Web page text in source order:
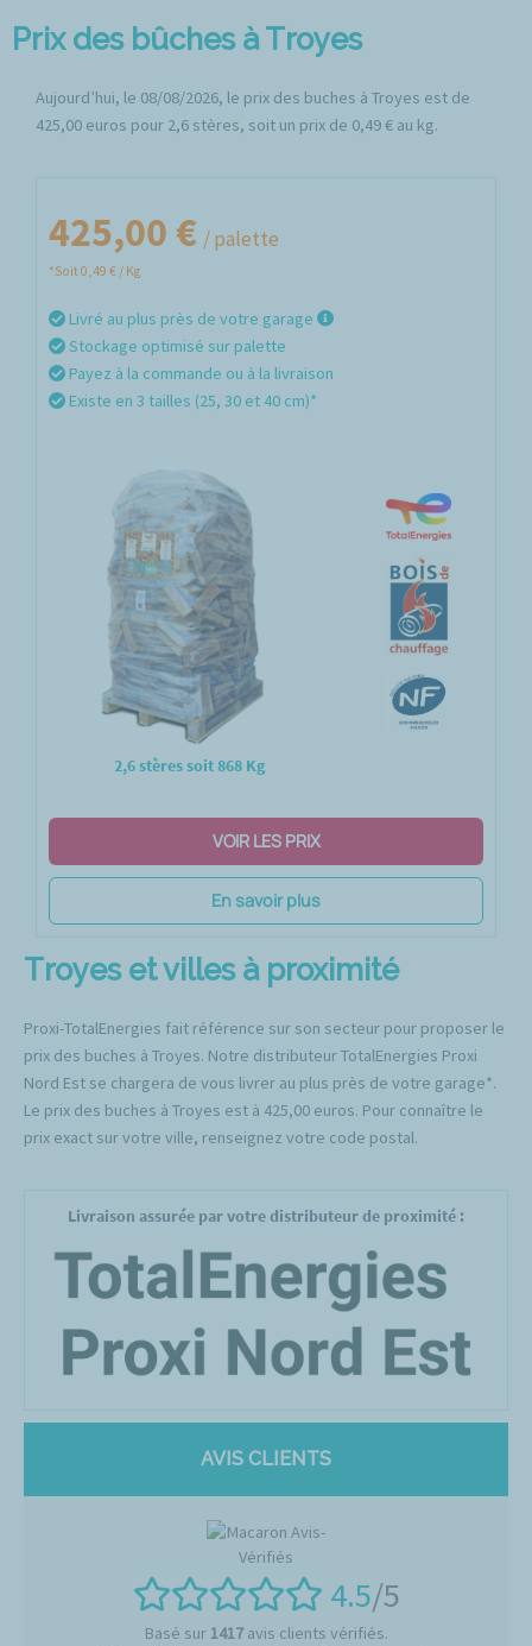
Prix des bûches à Troyes
Aujourd’hui, le 08/08/2026, le prix des buches à Troyes est de
425,00 euros pour 2,6 stères, soit un prix de 0,49 € au kg.
2,6 stères soit 868 Kg
425,00 € / palette
*Soit 0,49 € / Kg
Livré au plus près de votre garage
Stockage optimisé sur palette
Payez à la commande ou à la livraison
Existe en 3 tailles (25, 30 et 40 cm)*
VOIR LES PRIX
En savoir plus
Troyes et villes à proximité
Proxi-TotalEnergies fait référence sur son secteur pour proposer le
prix des buches à Troyes. Notre distributeur TotalEnergies Proxi
Nord Est se chargera de vous livrer au plus près de votre garage*.
Le prix des buches à Troyes est à 425,00 euros. Pour connaître le
prix exact sur votre ville, renseignez votre code postal.
Livraison assurée par votre distributeur de proximité :
AVIS CLIENTS
4.5/5
Basé sur 1417avis clients vérifiés.